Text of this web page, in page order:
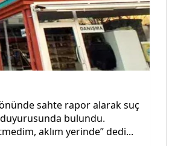
sahte rapor alarak suç
duyurusunda bulundu.
aklım yerinde” dedi...